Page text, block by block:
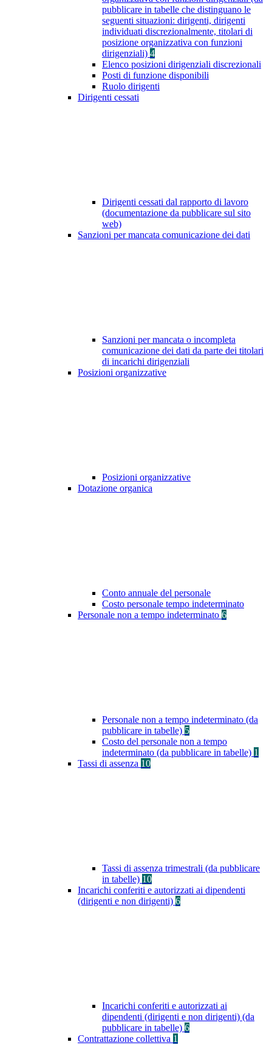
pubblicare in tabelle che distinguano le
seguenti situazioni: dirigenti, dirigenti
individuati discrezionalmente, titolari di
posizione organizzativa con funzioni
dirigenziali) 4
Elenco posizioni dirigenziali discrezionali
Posti di funzione disponibili
Ruolo dirigenti
Dirigenti cessati
Dirigenti cessati dal rapporto di lavoro
(documentazione da pubblicare sul sito
web)
Sanzioni per mancata comunicazione dei dati
Sanzioni per mancata o incompleta
comunicazione dei dati da parte dei titolari
di incarichi dirigenziali
Posizioni organizzative
Posizioni organizzative
Dotazione organica
Conto annuale del personale
Costo personale tempo indeterminato
Personale non a tempo indeterminato 6
Personale non a tempo indeterminato (da
pubblicare in tabelle) 5
Costo del personale non a tempo
indeterminato (da pubblicare in tabelle) 1
Tassi di assenza 10
Tassi di assenza trimestrali (da pubblicare
in tabelle) 10
Incarichi conferiti e autorizzati ai dipendenti
(dirigenti e non dirigenti) 6
Incarichi conferiti e autorizzati ai
dipendenti (dirigenti e non dirigenti) (da
pubblicare in tabelle) 6
Contrattazione collettiva 1